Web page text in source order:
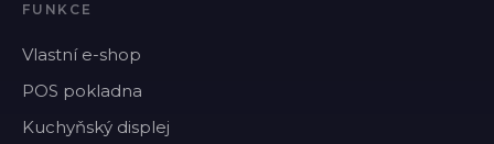
FUNKCE
Vlastní e-shop
POS pokladna
Kuchyňský displej